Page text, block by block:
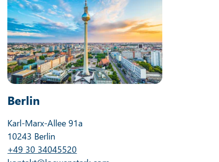
Berlin
Karl-Marx-Allee 91a
10243 Berlin
+49 30 34045520